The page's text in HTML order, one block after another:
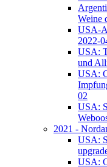
Weine
USA-
2022-
USA:
und
USA:
02
USA:
2021 -
USA:
USA: